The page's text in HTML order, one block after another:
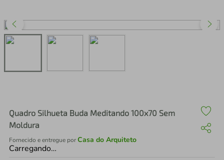
Quadro Silhueta Buda Meditando 100x70 Sem
Moldura
Fornecido e entregue porCasa do Arquiteto
Carregando…
perfume